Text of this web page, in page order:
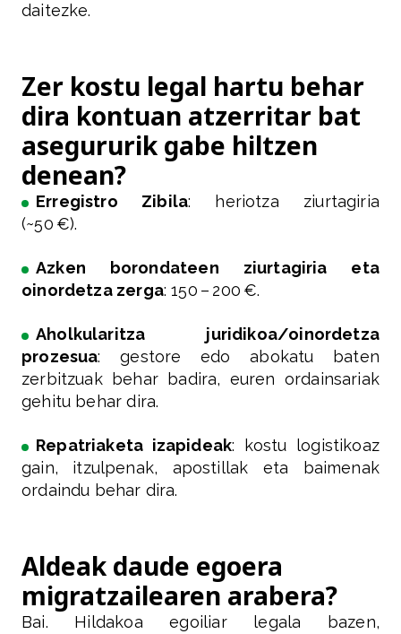
daitezke.
Zer kostu legal hartu behar
dira kontuan atzerritar bat
asegururik gabe hiltzen
denean?
Erregistro Zibila: heriotza ziurtagiria
(~50 €).
Azken borondateen ziurtagiria eta
oinordetza zerga: 150 – 200 €.
Aholkularitza juridikoa/oinordetza
prozesua: gestore edo abokatu baten
zerbitzuak behar badira, euren ordainsariak
gehitu behar dira.
Repatriaketa izapideak: kostu logistikoaz
gain, itzulpenak, apostillak eta baimenak
ordaindu behar dira.
Aldeak daude egoera
migratzailearen arabera?
Bai. Hildakoa egoiliar legala bazen,